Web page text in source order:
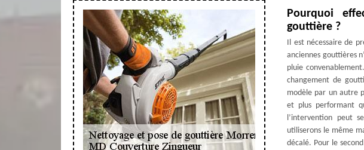
Pourquoi
gouttière ?
Il est nécessaire de
anciennes gouttières
pluie
changement de
modèle par un autre
et plus performant
l’intervention peut
utiliserons le même
décalé. Pour le